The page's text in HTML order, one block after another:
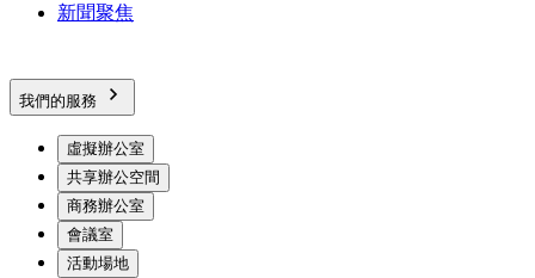
新聞聚焦
我們的服務
虛擬辦公室
共享辦公空間
商務辦公室
會議室
活動場地